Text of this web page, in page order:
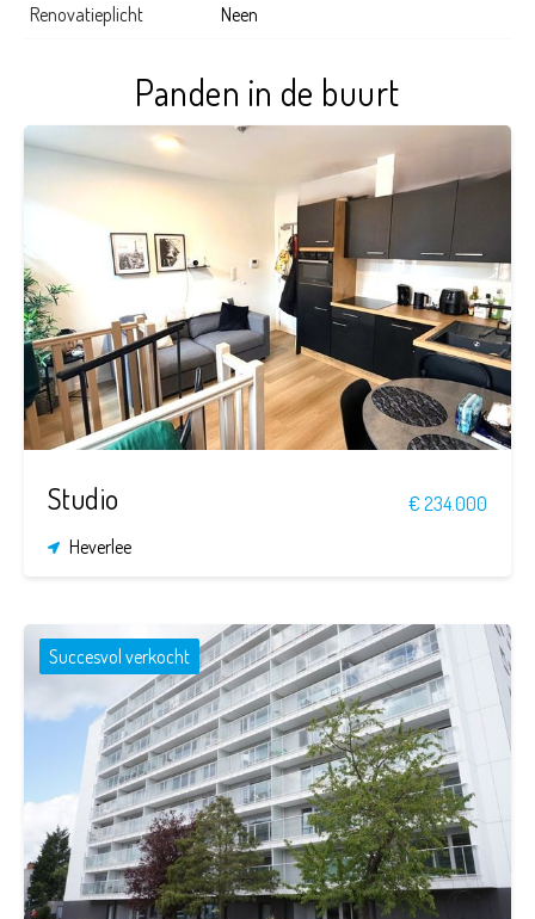
Renovatieplicht Neen
Panden in de buurt
1
1
33 m²
Studio
€ 234.000
Heverlee
Succesvol verkocht
1
34
m²